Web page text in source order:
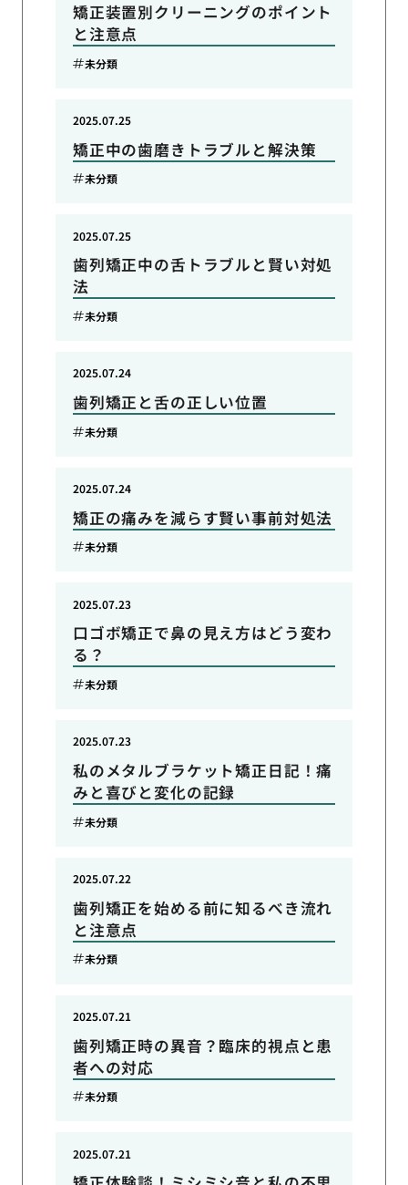
矯正装置別クリーニングのポイント
と注意点
未分類
矯正中の歯磨きトラブルと解決策
2025.07.25
未分類
歯列矯正中の舌トラブルと賢い対処
法
2025.07.25
未分類
歯列矯正と舌の正しい位置
2025.07.24
未分類
矯正の痛みを減らす賢い事前対処法
2025.07.24
未分類
口ゴボ矯正で鼻の見え方はどう変わ
る？
2025.07.23
未分類
私のメタルブラケット矯正日記！痛
みと喜びと変化の記録
2025.07.23
未分類
歯列矯正を始める前に知るべき流れ
と注意点
2025.07.22
未分類
歯列矯正時の異音？臨床的視点と患
者への対応
2025.07.21
未分類
2025.07.21